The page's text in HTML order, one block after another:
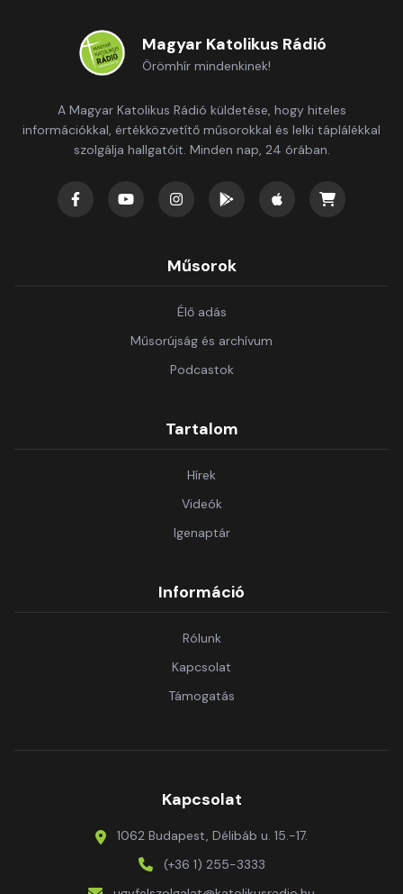
Magyar Katolikus Rádió
Örömhír mindenkinek!
A Magyar Katolikus Rádió küldetése, hogy hiteles
információkkal, értékközvetítő műsorokkal és lelki táplálékkal
szolgálja hallgatóit. Minden nap, 24 órában.
Műsorok
Élő adás
Műsorújság és archívum
Podcastok
Tartalom
Hírek
Videók
Igenaptár
Információ
Rólunk
Kapcsolat
Támogatás
Kapcsolat
1062 Budapest, Délibáb u. 15.-17.
(+36 1) 255-3333